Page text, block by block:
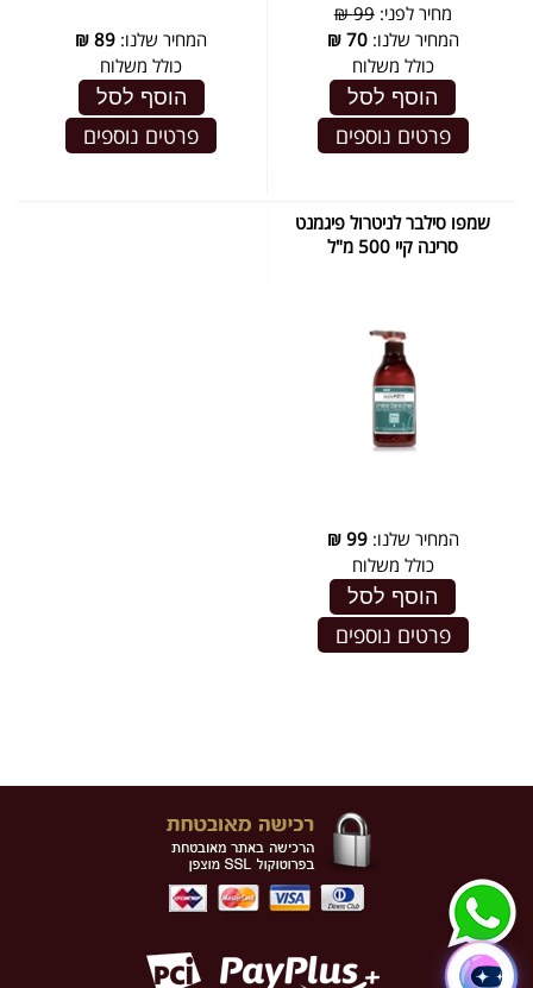
מחיר לפני:99 ₪
המחיר שלנו:70
₪
כולל משלוח
הוסף לסל
פרטים נוספים
המחיר שלנו: 89
₪
כולל משלוח
הוסף לסל
פרטים נוספים
שמפו סילבר לניטרול פיגמנט
סרינה קיי 500 מ"ל
המחיר שלנו:99
₪
כולל משלוח
הוסף לסל
פרטים נוספים